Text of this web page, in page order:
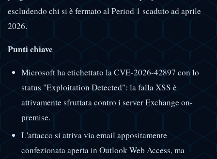
escludendo chi si è fermato al Period 1 scaduto ad aprile
2026.
Punti chiave
Microsoft ha etichettato la CVE-2026-42897 con lo
status "Exploitation Detected": la falla XSS è
attivamente sfruttata contro i server Exchange on-
premise.
L'attacco si attiva via email appositamente
confezionata aperta in Outlook Web Access, ma